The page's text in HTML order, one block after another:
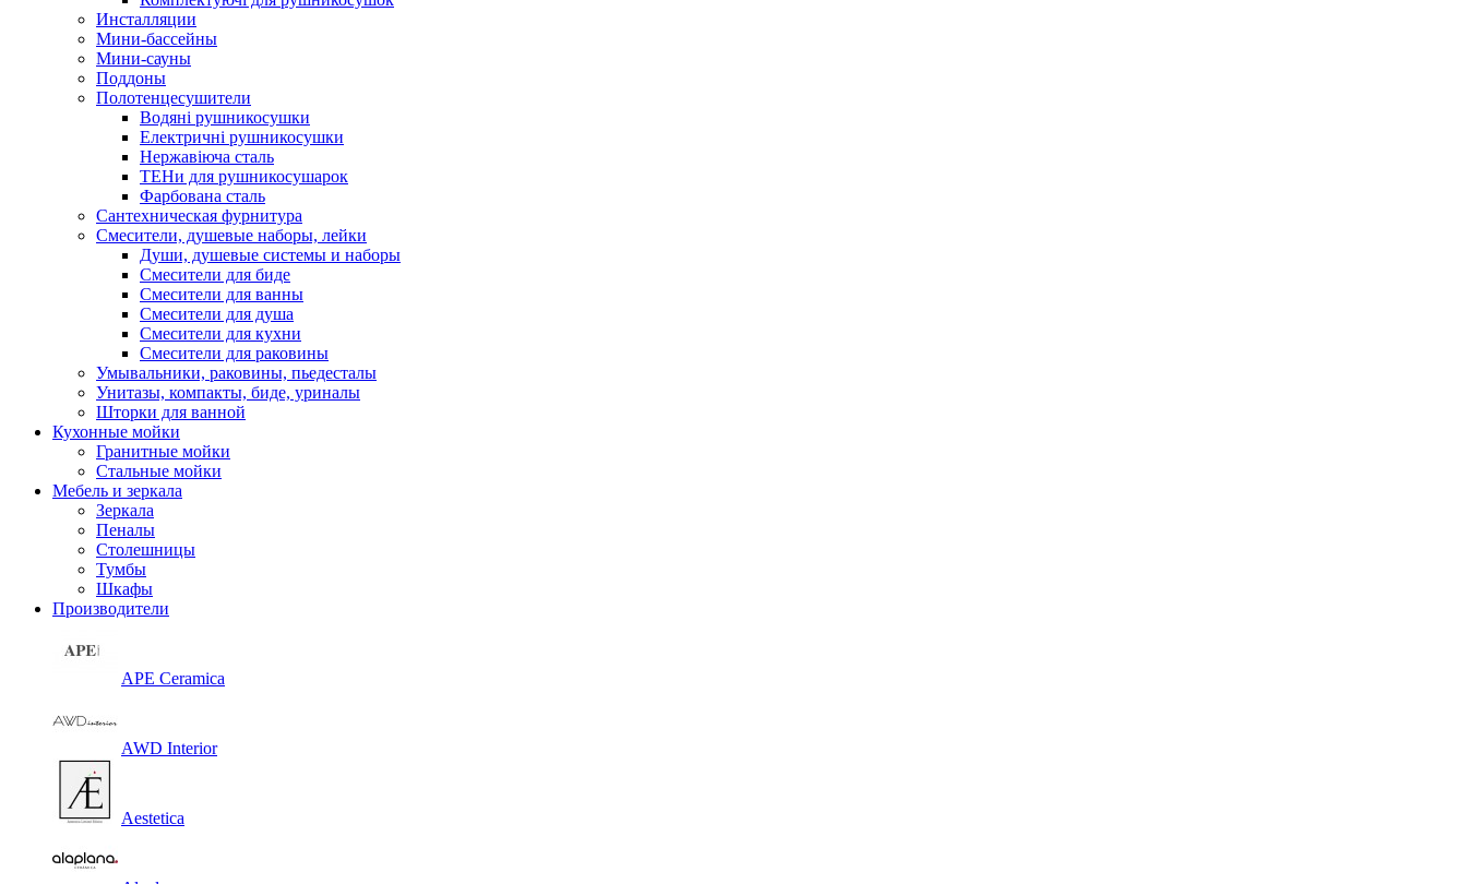
Инсталляции
Мини-бассейны
Мини-сауны
Поддоны
Полотенцесушители
Водяні рушникосушки
Електричні рушникосушки
Нержавіюча сталь
ТЕНи для рушникосушарок
Фарбована сталь
Сантехническая фурнитура
Смесители, душевые наборы, лейки
Души, душевые системы и наборы
Смесители для биде
Смесители для ванны
Смесители для душа
Смесители для кухни
Смесители для раковины
Умывальники, раковины, пьедесталы
Унитазы, компакты, биде, уриналы
Шторки для ванной
Кухонные мойки
Гранитные мойки
Стальные мойки
Мебель и зеркала
Зеркала
Пеналы
Столешницы
Тумбы
Шкафы
Производители
APE Ceramica
AWD Interior
Aestetica